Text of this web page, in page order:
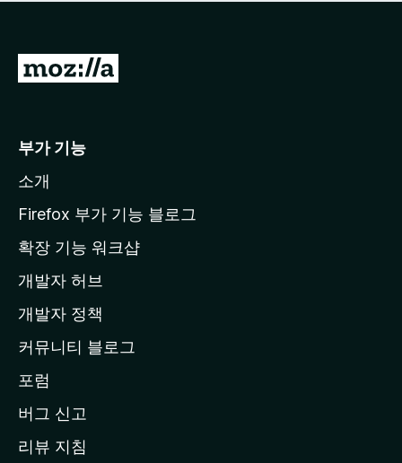
점
습
니
M
l
a
페
이
지
이
동
부가 기능
소개
Firefox 부가 기능 블로그
확장 기능 워크샵
개발자 허브
개발자 정책
커뮤니티 블로그
포럼
버그 신고
리뷰 지침